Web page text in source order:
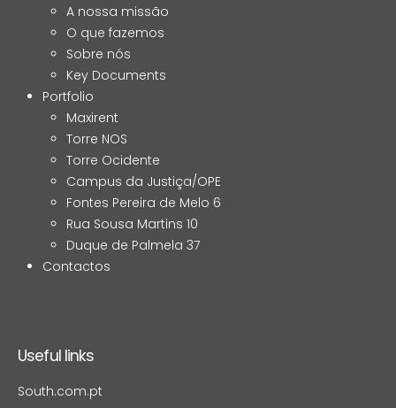
A nossa missão
O que fazemos
Sobre nós
Key Documents
Portfolio
Maxirent
Torre NOS
Torre Ocidente
Campus da Justiça/OPE
Fontes Pereira de Melo 6
Rua Sousa Martins 10
Duque de Palmela 37
Contactos
Useful links
South.com.pt